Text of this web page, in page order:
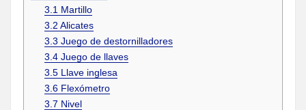
3.1 Martillo
3.2 Alicates
3.3 Juego de destornilladores
3.4 Juego de llaves
3.5 Llave inglesa
3.6 Flexómetro
3.7 Nivel